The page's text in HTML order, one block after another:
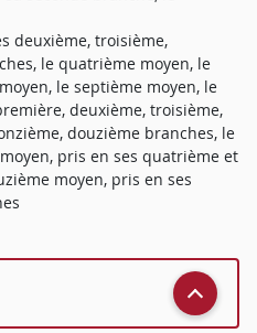
deuxième, troisième,
le quatrième moyen, le
le septième moyen, le
deuxième, troisième,
douzième branches, le
pris en ses quatrième et
moyen, pris en ses